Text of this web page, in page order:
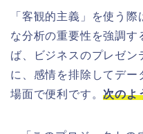
「客観的主義」を使う
な分析の重要性を強調す
ば、ビジネスのプレゼン
に、感情を排除してデー
場面で便利です。次のよ